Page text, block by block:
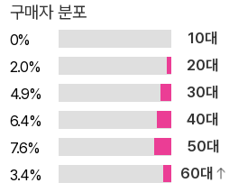
그가 평생 거닐었던 슈바르츠발트의
자는 물론 연구자들조차 접근을 쉽
우리로 하여금 외면하거나 포기하
간이 이 땅에 ‘현-존재’로 살아가는
‘존재 사유’의 물음이, 마치 피부처
와 정신을 사로잡고 있기 때문이다. “깊은 겨울밤 오두막 산장을
내리치는 사나운 폭설이 맹위를 떨
구매자 분포
0% 10대
2.0%
20대
4.9%
30대
6.4%
40대
7.6%
50대
3.4%
60대